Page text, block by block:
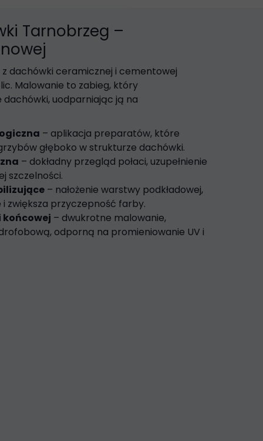
dachówki ceramicznej i cementowej
Malowanie to zabieg, który
uodparniając ją na
– aplikacja preparatów, które
głęboko w strukturze dachówki.
– dokładny przegląd połaci, uzupełnienie
szczelności.
– nałożenie warstwy podkładowej,
zwiększa przyczepność farby.
końcowej – dwukrotne malowanie,
odporną na promieniowanie UV i
Tarnobrzeg –